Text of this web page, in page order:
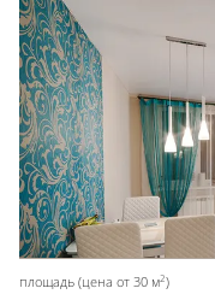
площадь (цена от 30 м2)